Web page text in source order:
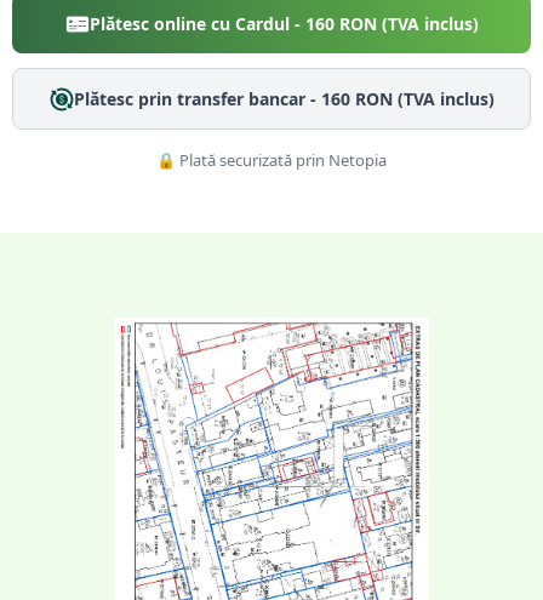
Plătesc online cu Cardul - 160RON (TVA inclus)
Plătesc prin transfer bancar - 160RON (TVA inclus)
🔒 Plată securizată prin Netopia